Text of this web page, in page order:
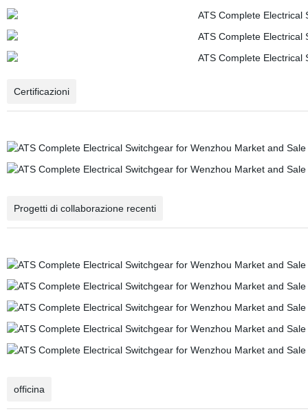
Certificazioni
Progetti di collaborazione recenti
officina